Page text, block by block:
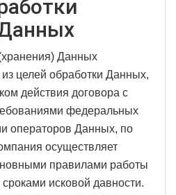
Данных
целей обработки Данных,
действия договора с
федеральных
операторов Данных, по
осуществляет
правилами работы
исковой давности.